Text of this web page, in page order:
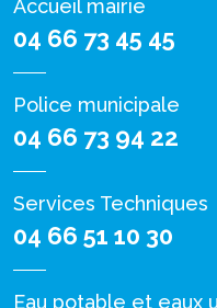
Accueil mairie
04 66 73 45 45
Police municipale
04 66 73 94 22
Services Techniques
04 66 51 10 30
Eau potable et eaux